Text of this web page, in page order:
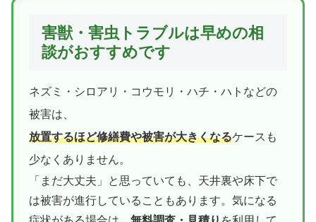
害獣・害虫トラブルは早めの相
談がおすすめです
ネズミ・シロアリ・コウモリ・ハチ・ハトなどの
被害は、
放置するほど修繕費や被害が大きくなるケースも
少なくありません。
「まだ大丈夫」と思っていても、天井裏や床下で
は被害が進行していることもあります。気になる